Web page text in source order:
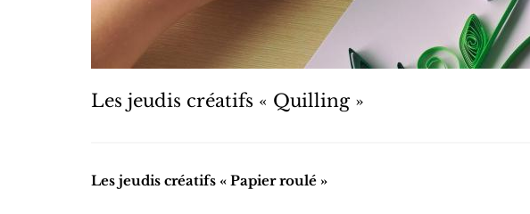
Les jeudis créatifs « Quilling »
Les jeudis créatifs « Papier roulé »